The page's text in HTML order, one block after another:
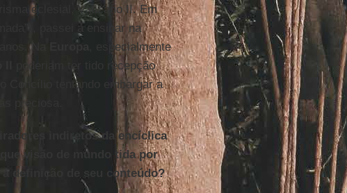
eclesial, Vaticano II. Em
passei a ensinar na
Na
Europa
, especialmente
poderiam ter tido recepção
Concílio tentando embargar a
preciosa.
indiretos da encíclica
visão de mundo tida por
definição de seu conteúdo?